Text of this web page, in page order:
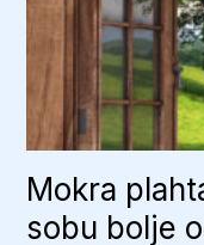
Mokra
sobu bolje